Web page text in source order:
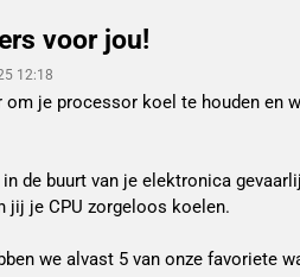
voor jou!
12:18
je processor koel te houden en
de buurt van je elektronica
jij je CPU zorgeloos koelen.
we alvast 5 van onze favoriete